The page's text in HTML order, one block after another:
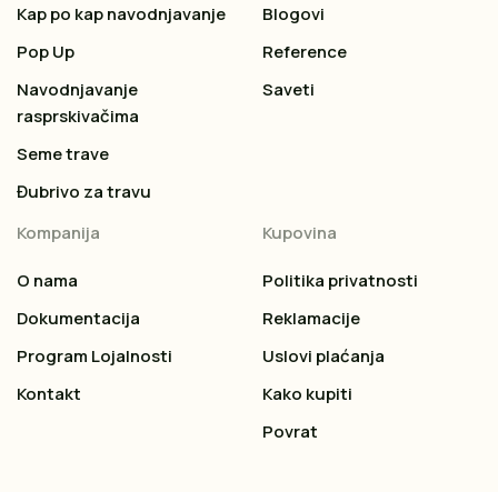
Kap po kap navodnjavanje
Pop Up
Navodnjavanje
rasprskivačima
Seme trave
Đubrivo za travu
Blogovi
Reference
Saveti
Kompanija
O nama
Dokumentacija
Program Lojalnosti
Kontakt
Kupovina
Politika privatnosti
Reklamacije
Uslovi plaćanja
Kako kupiti
Povrat